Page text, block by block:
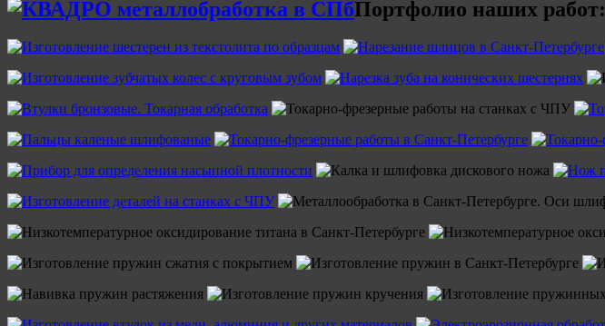
Портфолио наших работ: